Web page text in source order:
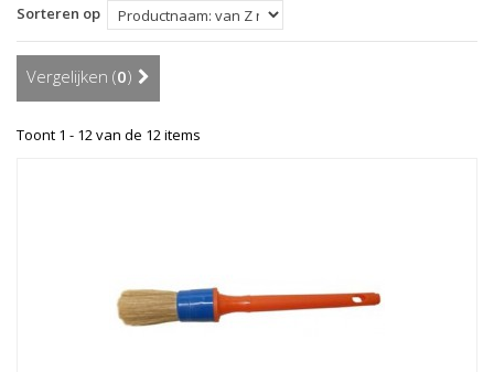
Sorteren op
Vergelijken (0)
Toont 1 - 12 van de 12 items